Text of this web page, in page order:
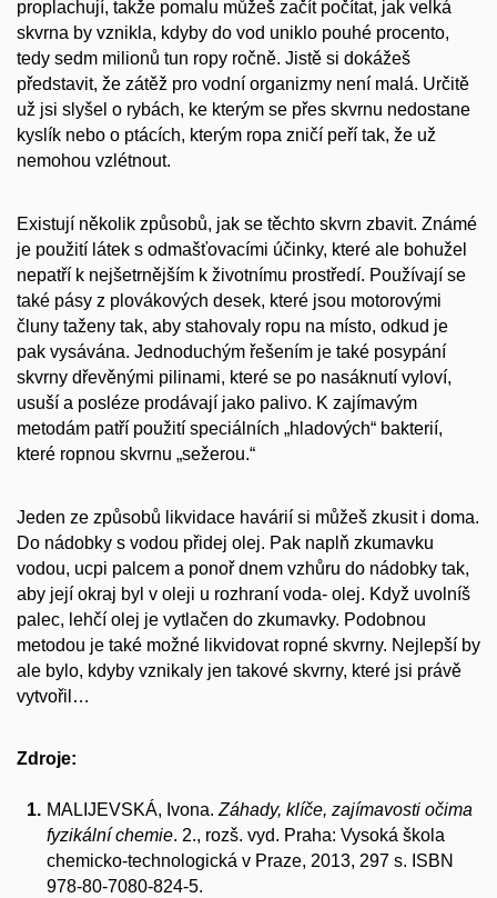
proplachují, takže pomalu můžeš začít počítat, jak velká
skvrna by vznikla, kdyby do vod uniklo pouhé procento,
tedy sedm milionů tun ropy ročně. Jistě si dokážeš
představit, že zátěž pro vodní organizmy není malá. Určitě
už jsi slyšel o rybách, ke kterým se přes skvrnu nedostane
kyslík nebo o ptácích, kterým ropa zničí peří tak, že už
nemohou vzlétnout.
Existují několik způsobů, jak se těchto skvrn zbavit. Známé
je použití látek s odmašťovacími účinky, které ale bohužel
nepatří k nejšetrnějším k životnímu prostředí. Používají se
také pásy z plovákových desek, které jsou motorovými
čluny taženy tak, aby stahovaly ropu na místo, odkud je
pak vysávána. Jednoduchým řešením je také posypání
skvrny dřevěnými pilinami, které se po nasáknutí vyloví,
usuší a posléze prodávají jako palivo. K zajímavým
metodám patří použití speciálních „hladových“ bakterií,
které ropnou skvrnu „sežerou.“
Jeden ze způsobů likvidace havárií si můžeš zkusit i doma.
Do nádobky s vodou přidej olej. Pak naplň zkumavku
vodou, ucpi palcem a ponoř dnem vzhůru do nádobky tak,
aby její okraj byl v oleji u rozhraní voda- olej. Když uvolníš
palec, lehčí olej je vytlačen do zkumavky. Podobnou
metodou je také možné likvidovat ropné skvrny. Nejlepší by
ale bylo, kdyby vznikaly jen takové skvrny, které jsi právě
vytvořil…
Zdroje:
MALIJEVSKÁ, Ivona. Záhady, klíče, zajímavosti očima
fyzikální chemie. 2., rozš. vyd. Praha: Vysoká škola
chemicko-technologická v Praze, 2013, 297 s. ISBN
978-80-7080-824-5.